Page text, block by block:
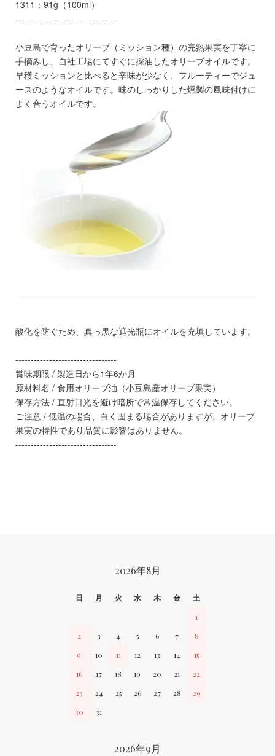
1311：91g（100ml）
---------------------------------
小豆島で育ったオリーブ（ミッション種）の完熟果実を丁寧に
手摘みし、自社工場にてすぐに採油したオリーブオイルです。
早穫ミッションと比べると辛味が少なく、フルーティーでジュ
ースのようなオイルです。味のしっかりした燻製の風味付けに
よく合うオイルです。
酸化を防ぐため、真っ黒な遮光瓶にオイルを充填しています。
---------------------------------
賞味期限 / 製造日から1年6か月
原材料名 / 食用オリーブ油（小豆島産オリーブ果実）
保存方法 / 直射日光を避け暗所で常温保存してください。
ご注意 / 低温の場合、白く固まる場合がありますが、オリーブ
果実の特性であり品質に影響はありません。
---------------------------------
2026年8月
日 月 火 水 木 金
土
1
2
3 4 5 6 7
8
9
10 11 12 13 14
15
16
17 18 19 20 21
22
23
24 25 26 27 28
29
30
31
2026年9月